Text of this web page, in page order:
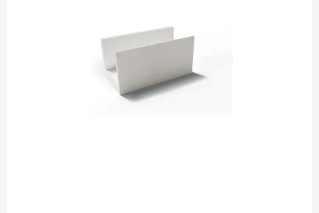
ПЕРЕЙТИ
Газобетон Аэрок